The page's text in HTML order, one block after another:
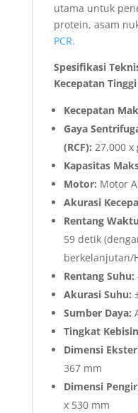
utama untuk
protein, asam
PCR.
Spesifikasi
Kecepatan
Kecepatan
Gaya
(RCF): 27,000 x
Kapasitas
Motor: Motor
Akurasi
Rentang
59 detik
berkelanjutan/
Rentang Suhu:
Akurasi Suhu:
Sumber Daya:
Tingkat
Dimensi
367 mm
Dimensi
x 530 mm